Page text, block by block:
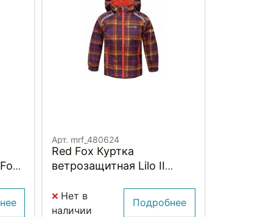
Арт. mrf_480624
Red Fox Куртка
ветрозащитная Lilo II
Нет в
наличии
Подробнее